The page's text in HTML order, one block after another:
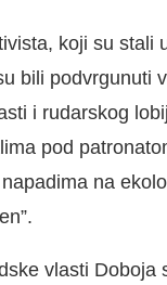
koji su stali
bili podvrgunuti
i rudarskog
pod
na
vlasti Doboja